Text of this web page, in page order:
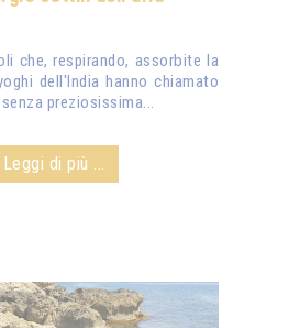
che, respirando, assorbite la
dell'India hanno chiamato
preziosissima...
Leggi di più ...